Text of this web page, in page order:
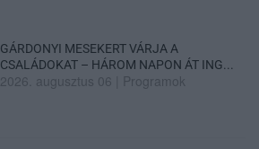
GÁRDONYI MESEKERT VÁRJA A
CSALÁDOKAT – HÁROM NAPON ÁT ING...
2026. augusztus 06 Programok